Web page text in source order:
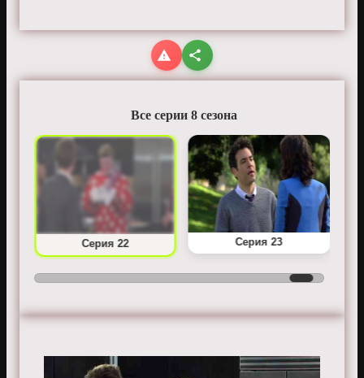
Все серии 8 сезона
Серия 22 Серия 23